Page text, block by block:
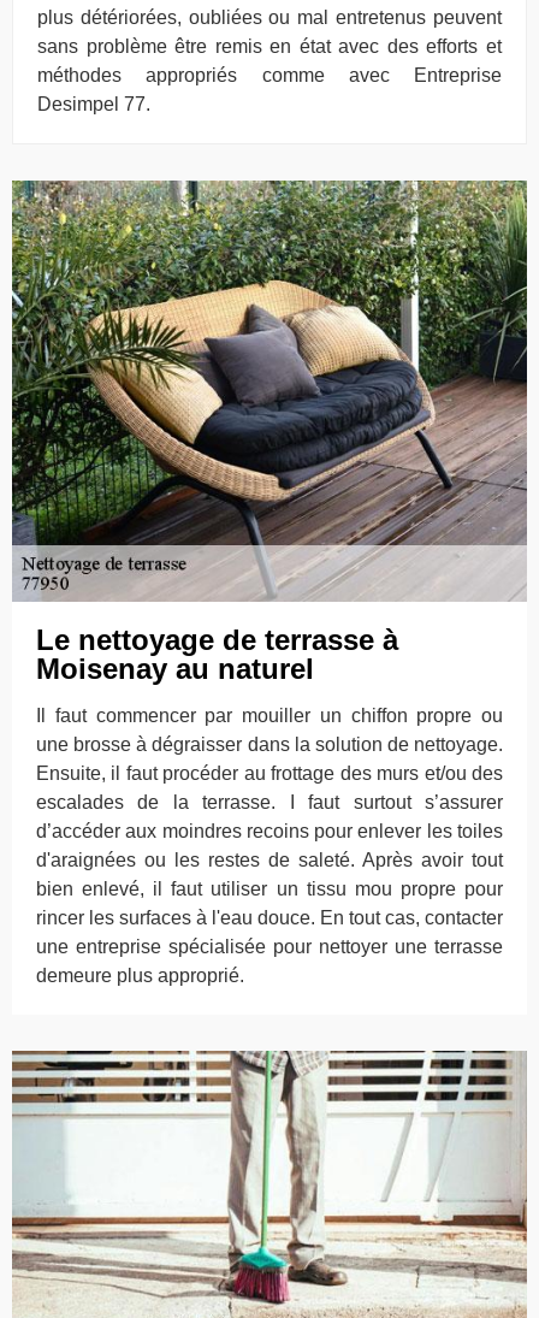
plus détériorées, oubliées ou mal entretenus peuvent
sans problème être remis en état avec des efforts et
méthodes appropriés comme avec Entreprise
Desimpel 77.
Le nettoyage de terrasse à
Moisenay au naturel
Il faut commencer par mouiller un chiffon propre ou
une brosse à dégraisser dans la solution de nettoyage.
Ensuite, il faut procéder au frottage des murs et/ou des
escalades de la terrasse. I faut surtout s’assurer
d’accéder aux moindres recoins pour enlever les toiles
d'araignées ou les restes de saleté. Après avoir tout
bien enlevé, il faut utiliser un tissu mou propre pour
rincer les surfaces à l'eau douce. En tout cas, contacter
une entreprise spécialisée pour nettoyer une terrasse
demeure plus approprié.